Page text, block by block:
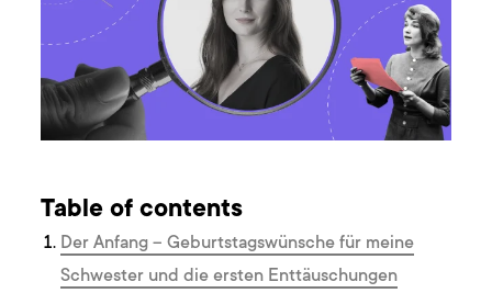
Table of contents
Der Anfang – Geburtstagswünsche für meine
Schwester und die ersten Enttäuschungen